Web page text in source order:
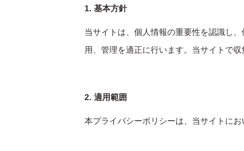
1. 基本方針
当サイトは、個人情報の重要性を認識し
用、管理を適正に行います。当サイトで
2. 適用範囲
本プライバシーポリシーは、当サイトにお